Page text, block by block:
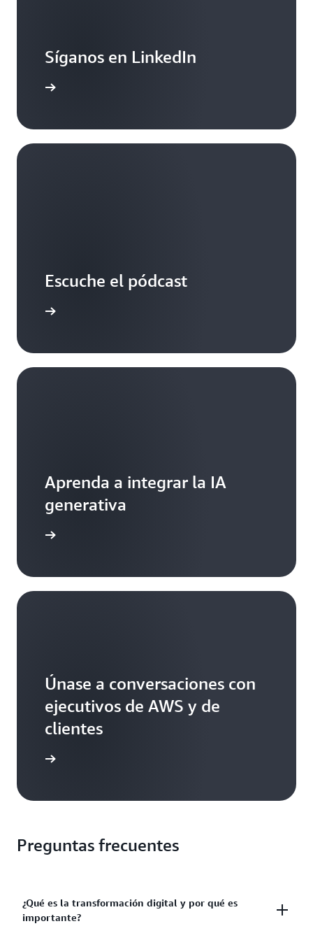
Síganos en LinkedIn
Escuche el pódcast
Aprenda a integrar la IA
generativa
Únase a conversaciones con
ejecutivos de AWS y de
clientes
Preguntas frecuentes
¿Qué es la transformación digital y por qué es
importante?